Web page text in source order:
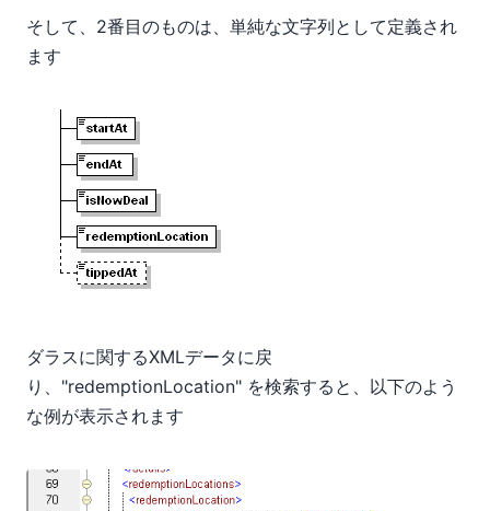
そして、2番目のものは、単純な文字列として定義され
ます
ダラスに関するXMLデータに戻
り、"redemptionLocation" を検索すると、以下のよう
な例が表示されます